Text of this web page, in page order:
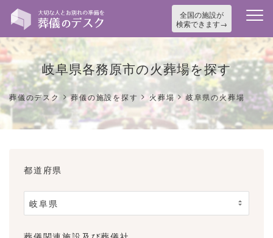
全国の施設が
検索できます
岐阜県各務原市の火葬場を探す
葬儀のデスク >葬儀の施設を探す > 火葬場>岐阜県の火葬場
都道府県